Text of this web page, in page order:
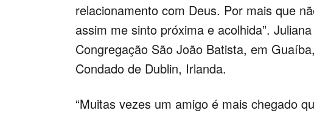
relacionamento com Deus. Por mais que
assim me sinto próxima e acolhida”.
Congregação São João Batista, em
Condado de Dublin, Irlanda.
“Muitas vezes um amigo é mais chegado